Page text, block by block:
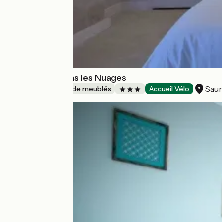
Gîte la Tête dans les Nuages
Gîtes et locations de meublés Accueil Vélo